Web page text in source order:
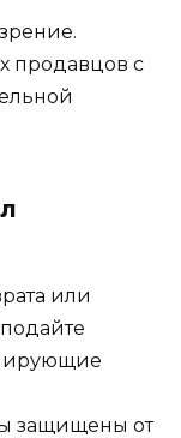
продавцов с
или
защищены от